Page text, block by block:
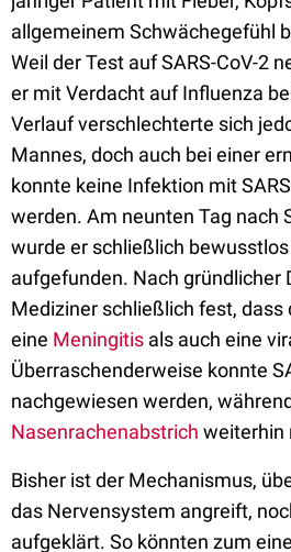
allgemeinem Schwächegefühl
Weil der Test auf SARS-CoV-2
er mit Verdacht auf Influenza
Verlauf verschlechterte sich
Mannes, doch auch bei einer
konnte keine Infektion mit
werden. Am neunten Tag nach
wurde er schließlich
aufgefunden. Nach gründlicher
Mediziner schließlich fest, dass
eine Meningitis als auch eine
Überraschenderweise konnte
nachgewiesen werden,
Nasenrachenabstrich weiterhin
Bisher ist der Mechanismus,
das Nervensystem angreift,
aufgeklärt. So könnten zum